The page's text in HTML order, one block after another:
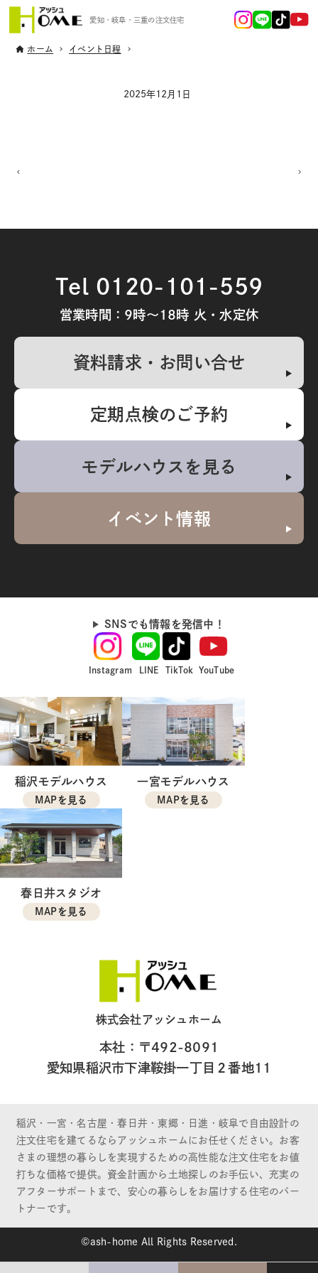
愛知・岐阜・三重の注文住宅
ホーム イベント日程
2025年12月1日
Tel 0120-101-559
営業時間：9時～18時 火・水定休
資料請求・お問い合せ
定期点検のご予約
モデルハウスを見る
イベント情報
SNSでも情報を発信中！
Instagram LINE TikTok YouTube
稲沢モデルハウス
MAPを見る
一宮モデルハウス
MAPを見る
春日井スタジオ
MAPを見る
株式会社アッシュホーム
本社：〒492-8091
愛知県稲沢市下津鞍掛一丁目２番地11
稲沢・一宮・名古屋・春日井・東郷・日進・岐阜で自由設計の
注文住宅を建てるならアッシュホームにお任せください。お客
さまの理想の暮らしを実現するための高性能な注文住宅をお値
打ちな価格で提供。資金計画から土地探しのお手伝い、充実の
アフターサポートまで、安心の暮らしをお届けする住宅のパー
トナーです。
©ash-home All Rights Reserved.